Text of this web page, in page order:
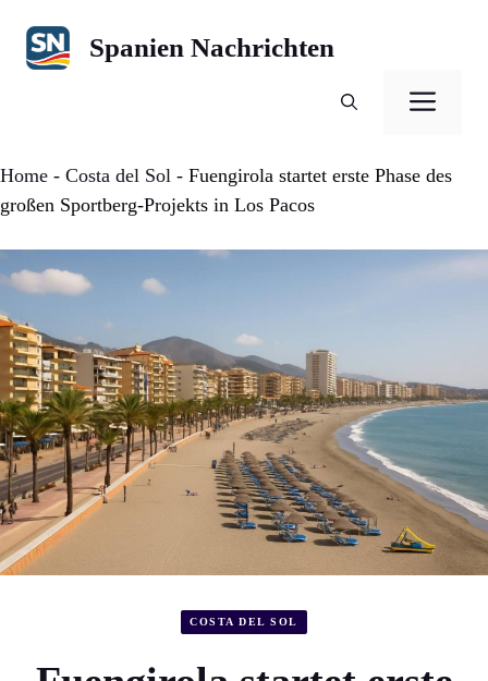
Inhalt
springen
Spanien Nachrichten
Home - Costa del Sol - Fuengirola startet erste Phase des
großen Sportberg-Projekts in Los Pacos
COSTA DEL SOL